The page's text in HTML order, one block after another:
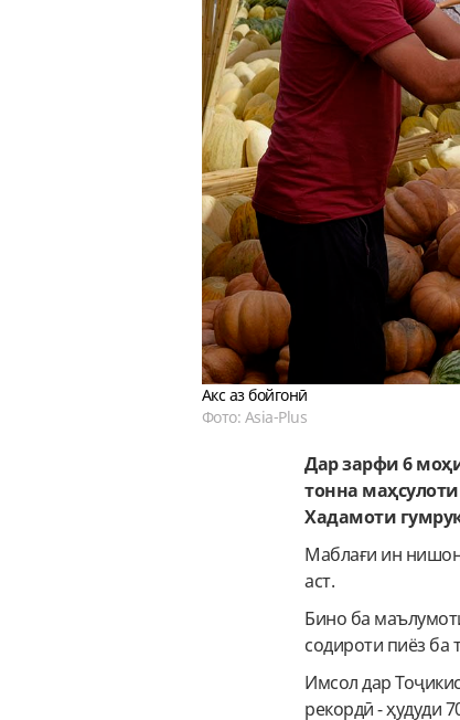
Акс аз бойгонӣ
Фото: Asia-Plus
Дар зарфи 6
тонна
Хадамоти
Маблағи ин
аст.
Бино ба
содироти пиёз ба
Имсол дар
рекордӣ - ҳудуди